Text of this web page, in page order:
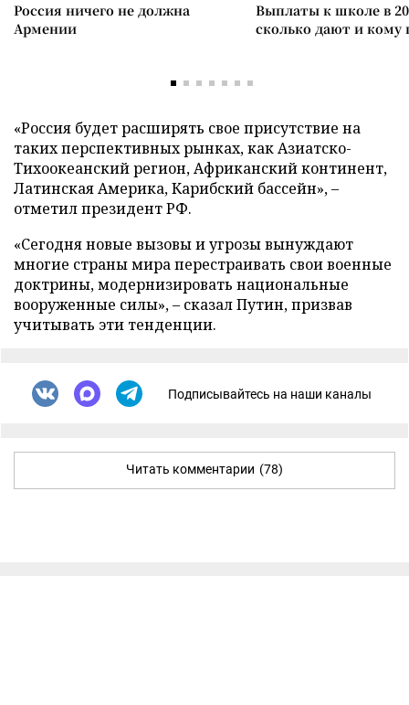
Россия ничего не должна
Армении
Выплаты к школе в
сколько дают и
«Россия будет расширять свое присутствие на
таких перспективных рынках, как Азиатско-
Тихоокеанский регион, Африканский континент,
Латинская Америка, Карибский бассейн», –
отметил президент РФ.
«Сегодня новые вызовы и угрозы вынуждают
многие страны мира перестраивать свои военные
доктрины, модернизировать национальные
вооруженные силы», – сказал Путин, призвав
учитывать эти тенденции.
Подписывайтесь на наши каналы
Читать комментарии (78)